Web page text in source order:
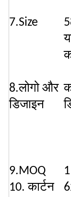
7.Size
8.लोगो और
डिजाइन
9.MOQ
10. कार्टन